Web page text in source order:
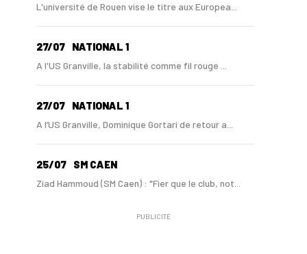
L'université de Rouen vise le titre aux Europea...
27/07 NATIONAL 1
A l'US Granville, la stabilité comme fil rouge ...
27/07 NATIONAL 1
A l’US Granville, Dominique Gortari de retour a...
25/07 SM CAEN
Ziad Hammoud (SM Caen) : "Fier que le club, not...
PUBLICITÉ